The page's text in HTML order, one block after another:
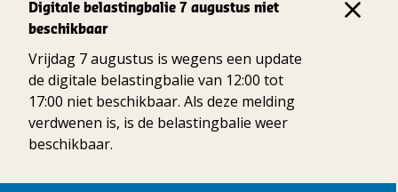
Digitale belastingbalie 7 augustus niet
beschikbaar
Vrijdag 7 augustus is wegens een update
de digitale belastingbalie van 12:00 tot
17:00 niet beschikbaar. Als deze melding
verdwenen is, is de belastingbalie weer
beschikbaar.